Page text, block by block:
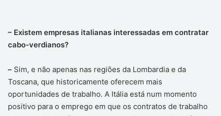
– Existem empresas italianas interessadas em contratar
cabo-verdianos?
– Sim, e não apenas nas regiões da Lombardia e da
Toscana, que historicamente oferecem mais
oportunidades de trabalho. A Itália está num momento
positivo para o emprego em que os contratos de trabalho